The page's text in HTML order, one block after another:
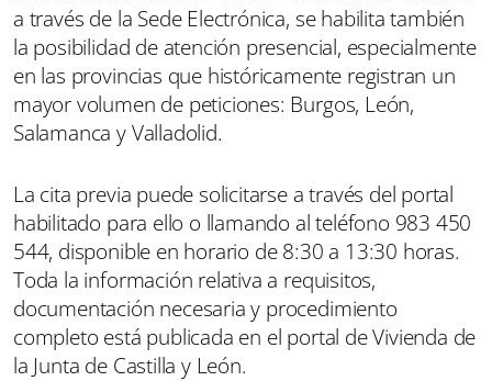
a través de la Sede Electrónica, se habilita también
la posibilidad de atención presencial, especialmente
en las provincias que históricamente registran un
mayor volumen de peticiones: Burgos, León,
Salamanca y Valladolid.
La cita previa puede solicitarse a través del portal
habilitado para ello o llamando al teléfono 983 450
544, disponible en horario de 8:30 a 13:30 horas.
Toda la información relativa a requisitos,
documentación necesaria y procedimiento
completo está publicada en el portal de Vivienda de
la Junta de Castilla y León.